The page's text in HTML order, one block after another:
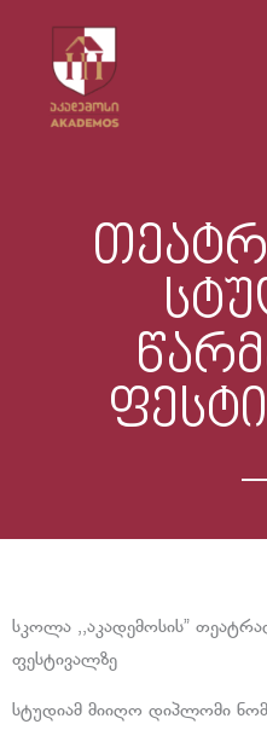
სკოლა ,,აკადემოსის”
ფესტივალზე
სტუდიამ მიიღო დიპლომი